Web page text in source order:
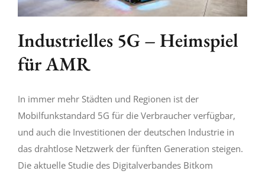
Industrielles 5G – Heimspiel
für AMR
In immer mehr Städten und Regionen ist der
Mobilfunkstandard 5G für die Verbraucher verfügbar,
und auch die Investitionen der deutschen Industrie in
das drahtlose Netzwerk der fünften Generation steigen.
Die aktuelle Studie des Digitalverbandes Bitkom